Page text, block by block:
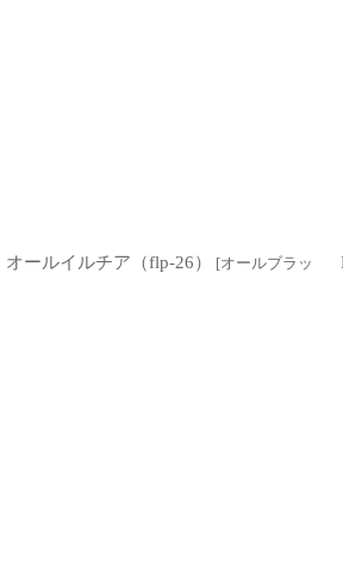
ールイルチア（flp-26） [オールブラッ